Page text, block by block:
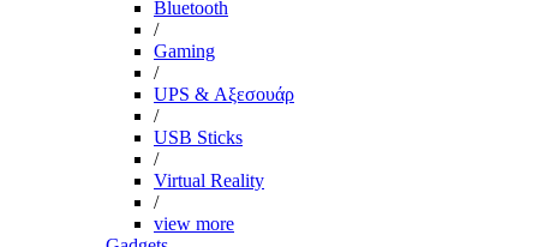
Bluetooth
/
Gaming
/
UPS & Αξεσουάρ
/
USB Sticks
/
Virtual Reality
/
view more